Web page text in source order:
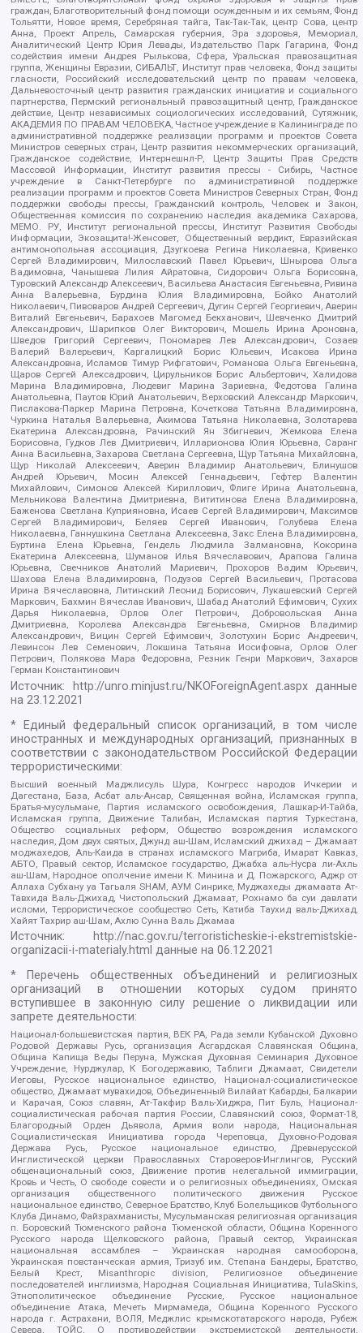
граждан, Благотворительный фонд помощи осужденным и их семьям, Фонд
Тольятти, Новое время, Серебряная тайга, Так-Так-Так, центр Сова, центр
Анна, Проект Апрель, Самарская губерния, Эра здоровья, Мемориал,
Аналитический Центр Юрия Левады, Издательство Парк Гагарина, Фонд
содействия имени Андрея Рылькова, Сфера, Уральская правозащитная
группа, Женщины Евразии, СИБАЛЬТ, Институт прав человека, Фонд защиты
гласности, Российский исследовательский центр по правам человека,
Дальневосточный центр развития гражданских инициатив и социального
партнерства, Пермский региональный правозащитный центр, Гражданское
действие, Центр независимых социологических исследований, Сутяжник,
АКАДЕМИЯ ПО ПРАВАМ ЧЕЛОВЕКА, Частное учреждение в Калининграде по
административной поддержке реализации программ и проектов Совета
Министров северных стран, Центр развития некоммерческих организаций,
Гражданское содействие, Интернешнл-Р, Центр Защиты Прав Средств
Массовой Информации, Институт развития прессы - Сибирь, Частное
учреждение в Санкт-Петербурге по административной поддержке
реализации программ и проектов Совета Министров Северных Стран, Фонд
поддержки свободы прессы, Гражданский контроль, Человек и Закон,
Общественная комиссия по сохранению наследия академика Сахарова,
МЕМО. РУ, Институт региональной прессы, Институт Развития Свободы
Информации, Экозащита!-Женсовет, Общественный вердикт, Евразийская
антимонопольная ассоциация, Дзугкоева Регина Николаевна, Кривенко
Сергей Владимирович, Милославский Павел Юрьевич, Шнырова Ольга
Вадимовна, Чанышева Лилия Айратовна, Сидорович Ольга Борисовна,
Туровский Александр Алексеевич, Васильева Анастасия Евгеньевна, Ривина
Анна Валерьевна, Бурдина Юлия Владимировна, Бойко Анатолий
Николаевич, Пивоваров Андрей Сергеевич, Дугин Сергей Георгиевич, Аверин
Виталий Евгеньевич, Барахоев Магомед Бекханович, Шевченко Дмитрий
Александрович, Шарипков Олег Викторович, Мошель Ирина Ароновна,
Шведов Григорий Сергеевич, Пономарев Лев Александрович, Созаев
Валерий Валерьевич, Каргалицкий Борис Юльевич, Исакова Ирина
Александровна, Исламов Тимур Рифгатович, Романова Ольга Евгеньевна,
Щаров Сергей Алексадрович, Цирульников Борис Альбертович, Халидова
Марина Владимировна, Людевиг Марина Зариевна, Федотова Галина
Анатольевна, Паутов Юрий Анатольевич, Верховский Александр Маркович,
Пислакова-Паркер Марина Петровна, Кочеткова Татьяна Владимировна,
Чуркина Наталья Валерьевна, Акимова Татьяна Николаевна, Золотарева
Екатерина Александровна, Рачинский Ян Збигневич, Жемкова Елена
Борисовна, Гудков Лев Дмитриевич, Илларионова Юлия Юрьевна, Саранг
Анна Васильевна, Захарова Светлана Сергеевна, Щур Татьяна Михайловна,
Щур Николай Алексеевич, Аверин Владимир Анатольевич, Блинушов
Андрей Юрьевич, Мосин Алексей Геннадьевич, Гефтер Валентин
Михайлович, Симонов Алексей Кириллович, Флиге Ирина Анатольевна,
Мельникова Валентина Дмитриевна, Вититинова Елена Владимировна,
Баженова Светлана Куприяновна, Исаев Сергей Владимирович, Максимов
Сергей Владимирович, Беляев Сергей Иванович, Голубева Елена
Николаевна, Ганнушкина Светлана Алексеевна, Закс Елена Владимировна,
Буртина Елена Юрьевна, Гендель Людмила Залмановна, Кокорина
Екатерина Алексеевна, Шуманов Илья Вячеславович, Арапова Галина
Юрьевна, Свечников Анатолий Мариевич, Прохоров Вадим Юрьевич,
Шахова Елена Владимировна, Подузов Сергей Васильевич, Протасова
Ирина Вячеславовна, Литинский Леонид Борисович, Лукашевский Сергей
Маркович, Бахмин Вячеслав Иванович, Шабад Анатолий Ефимович, Сухих
Дарья Николаевна, Орлов Олег Петрович, Добровольская Анна
Дмитриевна, Королева Александра Евгеньевна, Смирнов Владимир
Александрович, Вицин Сергей Ефимович, Золотухин Борис Андреевич,
Левинсон Лев Семенович, Локшина Татьяна Иосифовна, Орлов Олег
Петрович, Полякова Мара Федоровна, Резник Генри Маркович, Захаров
Герман Константинович
Источник: http://unro.minjust.ru/NKOForeignAgent.aspxданные
на23.12.2021
* Единый федеральный список организаций, в том числе
иностранных и международных организаций, признанных в
соответствии с законодательством Российской Федерации
террористическими:
Высший военный Маджлисуль Шура, Конгресс народов Ичкерии и
Дагестана, База, Асбат аль-Ансар, Священная война, Исламская группа,
Братья-мусульмане, Партия исламского освобождения, Лашкар-И-Тайба,
Исламская группа, Движение Талибан, Исламская партия Туркестана,
Общество социальных реформ, Общество возрождения исламского
наследия, Дом двух святых, Джунд аш-Шам, Исламский джихад – Джамаат
моджахедов, Аль-Каида в странах исламского Магриба, Имарат Кавказ,
АБТО, Правый сектор, Исламское государство, Джабха аль-Нусра ли-Ахль
аш-Шам, Народное ополчение имени К. Минина и Д. Пожарского, Аджр от
Аллаха Субхану уа Тагьаля SHAM, АУМ Синрике, Муджахеды джамаата Ат-
Тавхида Валь-Джихад, Чистопольский Джамаат, Рохнамо ба суи давлати
исломи, Террористическое сообщество Сеть, Катиба Таухид валь-Джихад,
Хайят Тахрир аш-Шам, Ахлю Сунна Валь Джамаа
Источник:
http://nac.gov.ru/terroristicheskie-i-ekstremistskie-
organizacii-i-materialy.html данные на06.12.2021
* Перечень общественных объединений и религиозных
организаций в отношении которых судом принято
вступившее в законную силу решение о ликвидации или
запрете деятельности:
Национал-большевистская партия, ВЕК РА, Рада земли Кубанской Духовно
Родовой Державы Русь, организация Асгардская Славянская Община,
Община Капища Веды Перуна, Мужская Духовная Семинария Духовное
Учреждение, Нурджулар, К Богодержавию, Таблиги Джамаат, Свидетели
Иеговы, Русское национальное единство, Национал-социалистическое
общество, Джамаат мувахидов, Объединенный Вилайат Кабарды, Балкарии
и Карачая, Союз славян, Ат-Такфир Валь-Хиджра, Пит Буль, Национал-
социалистическая рабочая партия России, Славянский союз, Формат-18,
Благородный Орден Дьявола, Армия воли народа, Национальная
Социалистическая Инициатива города Череповца, Духовно-Родовая
Держава Русь, Русское национальное единство, Древнерусской
Инглистической церкви Православных Староверов-Инглингов, Русский
общенациональный союз, Движение против нелегальной иммиграции,
Кровь и Честь, О свободе совести и о религиозных объединениях, Омская
организация общественного политического движения Русское
национальное единство, Северное Братство, Клуб Болельщиков Футбольного
Клуба Динамо, Файзрахманисты, Мусульманская религиозная организация
п. Боровский Тюменского района Тюменской области, Община Коренного
Русского народа Щелковского района, Правый сектор, Украинская
национальная ассамблея – Украинская народная самооборона,
Украинская повстанческая армия, Тризуб им. Степана Бандеры, Братство,
Белый Крест, Misanthropic division, Религиозное объединение
последователей инглиизма, Народная Социальная Инициатива, TulaSkins,
Этнополитическое объединение Русские, Русское национальное
объединение Атака, Мечеть Мирмамеда, Община Коренного Русского
народа г. Астрахани, ВОЛЯ, Меджлис крымскотатарского народа, Рубеж
Севера, ТОЙС, О противодействии экстремистской деятельности,